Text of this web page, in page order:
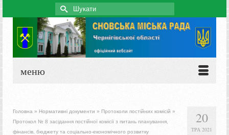
Search
for:
меню
20
ТРА 2021
Головна » Нормативні документи » Протоколи постійних комісій »
Протокол № 8 засідання постійної комісії з питань планування,
фінансів, бюджету та соціально-економічного розвитку